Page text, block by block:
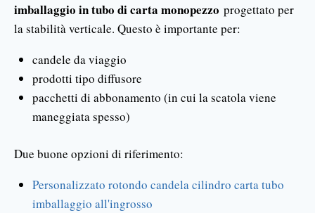
imballaggio in tubo di carta monopezzo progettato per
la stabilità verticale. Questo è importante per:
candele da viaggio
prodotti tipo diffusore
pacchetti di abbonamento (in cui la scatola viene
maneggiata spesso)
Due buone opzioni di riferimento:
Personalizzato rotondo candela cilindro carta tubo
imballaggio all'ingrosso